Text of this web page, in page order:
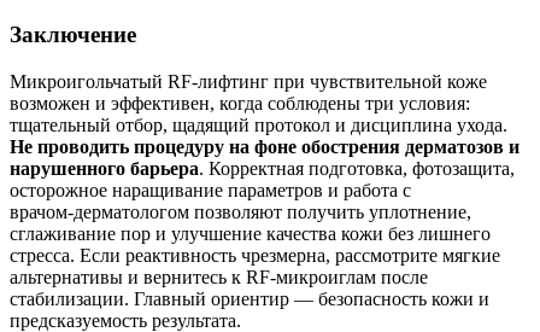
Заключение
Микроигольчатый RF‑лифтинг при чувствительной коже
возможен и эффективен, когда соблюдены три условия:
тщательный отбор, щадящий протокол и дисциплина ухода.
Не проводить процедуру на фоне обострения дерматозов и
нарушенного барьера. Корректная подготовка, фотозащита,
осторожное наращивание параметров и работа с
врачом‑дерматологом позволяют получить уплотнение,
сглаживание пор и улучшение качества кожи без лишнего
стресса. Если реактивность чрезмерна, рассмотрите мягкие
альтернативы и вернитесь к RF‑микроиглам после
стабилизации. Главный ориентир — безопасность кожи и
предсказуемость результата.